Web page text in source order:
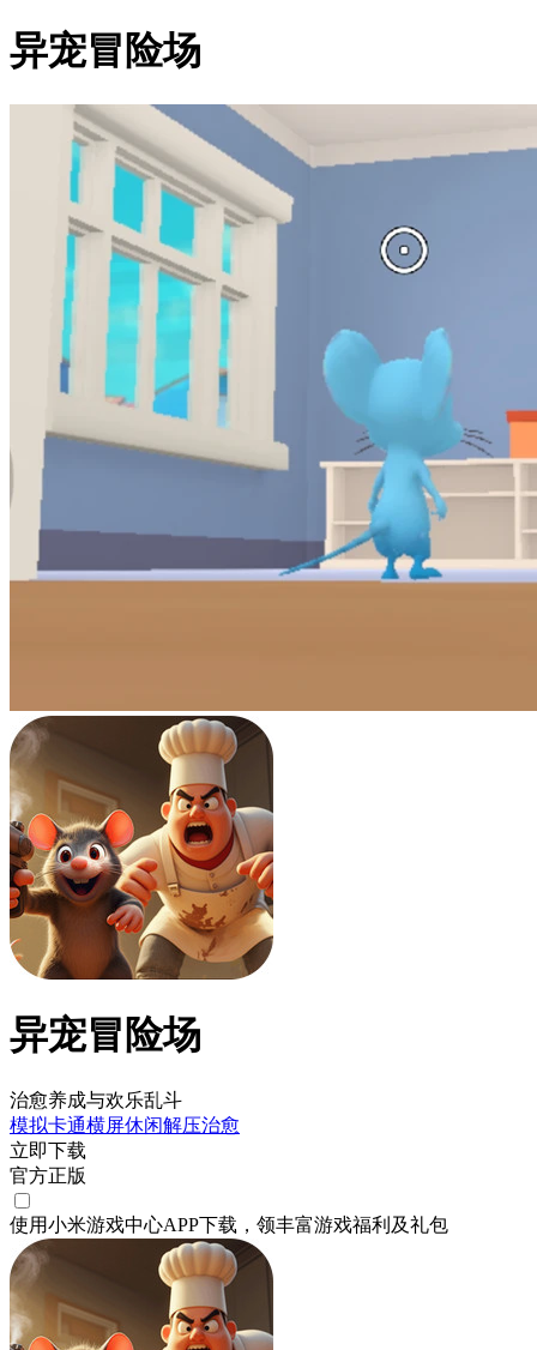
异宠冒险场
异宠冒险场
治愈养成与欢乐乱斗
模拟卡通横屏休闲解压治愈
立即下载
官方正版
使用小米游戏中心APP下载 ，领丰富游戏福利 及礼包